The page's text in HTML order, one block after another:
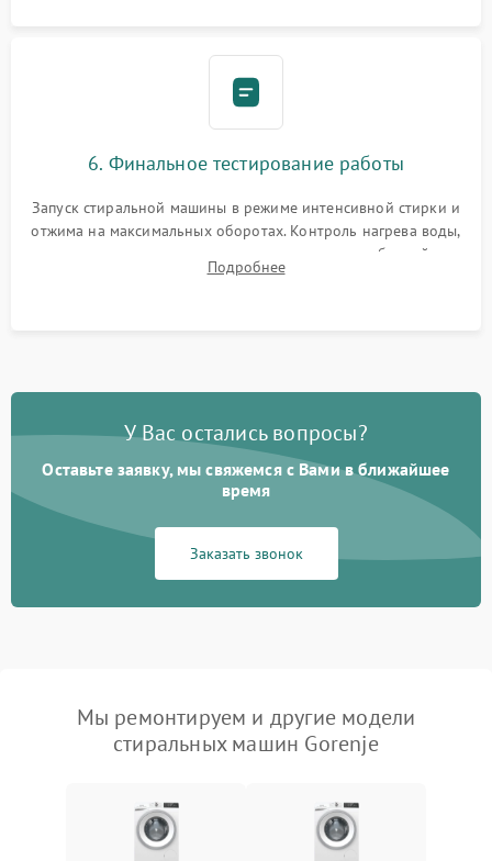
6. Финальное тестирование работы
Запуск стиральной машины в режиме интенсивной стирки и
отжима на максимальных оборотах. Контроль нагрева воды,
корректности слива, отсутствия излишних вибраций,
посторонних стуков и протечек под корпусом.
Подробнее
У Вас остались вопросы?
Оставьте заявку, мы свяжемся с Вами в ближайшее
время
Заказать звонок
Мы ремонтируем и другие модели
стиральных машин Gorenje